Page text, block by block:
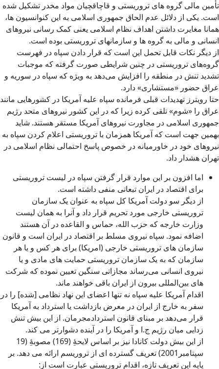
تأمین مالی گروه های تروریستی و قاچاقچیان مواد مخدر تشکیل شده
است. یکی از دلائل عدم الحاق جمهوری اسلامی به این کنوانسیون ها،
همانا مغایرت داشتن اهداف نظام اسلامی یعنی کمک رسانی نیروهای
انسانی و مالی به گروه ها و سازمانهای تروریستی بوده است.
از دیگر نکات قابل تحمل این است که قرار دادن سپاه در فهرست
گروه‌های تروریستی در چنین شرایطی صورت گرفته که موجبات
تشدید تنش در منطقه را افزایش می‌دهد به ویژه که سپاه در سوریه و
عراق حضور «مستشاری» دارد.
حتا رویترز تهدیدات قبلی فرمانده سپاه علیه آمریکا در کشورهایی مانند
عراق را «شوم» تلقی کرده زیرا که در این کشور نیروهای متحد رژیم
جمهوری اسلامی در مجاورت نیروهای آمریکا مستقر هستند. شاید
بهمین جهت است که آمریکا همزمان با تروریستی اعلام کردن سپاه به
نیروهای خود در خاورمیانه در خصوص پاسخ احتمالی نظام اسلامی در
تهران هشدار داد.
اما افزون بر این موارد قرار گرفتن سپاه در لیست تروریستی
برای اقتصاد در ایران تبعاتی منفی داشته است.
از دیگر سو دولت آمریکا کل سپاه به عنوان یک سازمان
تروریستی خارجی مورد تحریم قرار داد و آنرا به همان لیست
وزارت خارجه که حزب الله، حماس و القاعده در آن هستند
اضافه نمود. سپاه نیروی مسلط بر اقتصاد در ایران است و قانون
سازمان های تروریستی خارجی (امریکا) برای هر کس و یا هر
سازمان که به یک سازمان تروریستی حمایت های مادی و یا
نیروی انسانی می‌رساند مجازاتی سنگین تعیین نموده که شرکت
های بین‌المللی بیرون از ایران باقی خواهند ماند.
اقدام آمریکا علیه سپاه نه تنها اعضای این نهاد نظامی [شده] را در
سفر به خارج از ایران در معرض بازداشت یا استرداد به آمریکا
قرار می‌دهد بر مبنای قانون استردادمجرمان. از این بیش تنش
زدایی میان رژیم ج.ا و آمریکا را در آینده دشوارتر می کند.
از این بیش دولت کانادا نیز بر اساس لایحۀِ (169) مصوبۀِ (19
سپتامبر2001) تعریف گسترده ای از تروریسم ارائه می دهد. بر
پایه این تعریف تازه، اقدام تروریستی عبارت است از: